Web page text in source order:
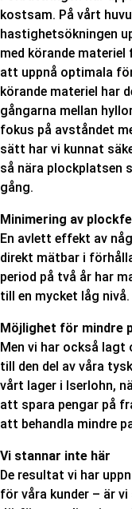
kostsam. På vårt
hastighetsökningen
med körande
att uppnå optimala
körande materiel har
gångarna mellan
fokus på avståndet
sätt har vi kunnat
så nära plockplatsen
gång.
Minimering av
En avlett effekt av
direkt mätbar i
period på två år har
till en mycket låg nivå.
Möjlighet för mindre
Men vi har också
till den del av våra
vårt lager i Iserlohn,
att spara pengar på
att behandla mindre
Vi stannar inte här
De resultat vi har
för våra kunder – är